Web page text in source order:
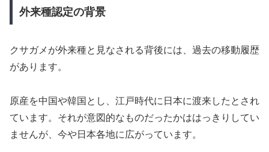
外来種認定の背景
クサガメが外来種と見なされる背後には、過去の移動履歴
があります。
原産を中国や韓国とし、江戸時代に日本に渡来したとされ
ています。それが意図的なものだったかははっきりしてい
ませんが、今や日本各地に広がっています。